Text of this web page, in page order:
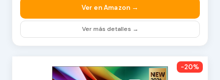
Ver en Amazon →
Ver más detalles →
-20%